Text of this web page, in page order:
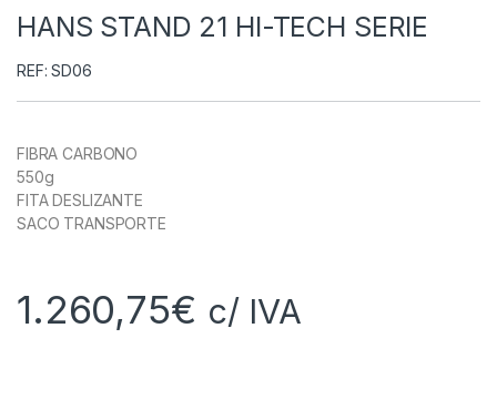
HANS STAND 21 HI-TECH SERIE
REF: SD06
FIBRA CARBONO
550g
FITA DESLIZANTE
SACO TRANSPORTE
1.260,75€ c/ IVA